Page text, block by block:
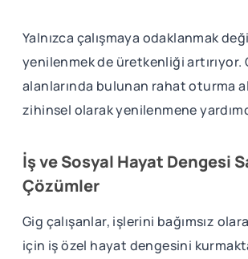
Yalnızca çalışmaya odaklanmak
yenilenmek de üretkenliği artırıyor.
alanlarında bulunan rahat oturma
zihinsel olarak yenilenmene
İş ve Sosyal Hayat Dengesi
Çözümler
Gig çalışanlar, işlerini bağımsız
için iş özel hayat dengesini